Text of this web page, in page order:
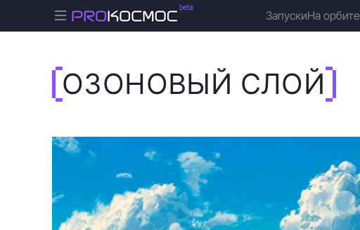
ЗапускиНа орбите
ОЗОНОВЫЙ СЛОЙ